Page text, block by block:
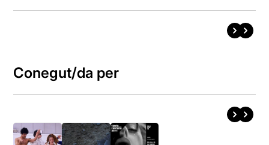
Conegut/da per